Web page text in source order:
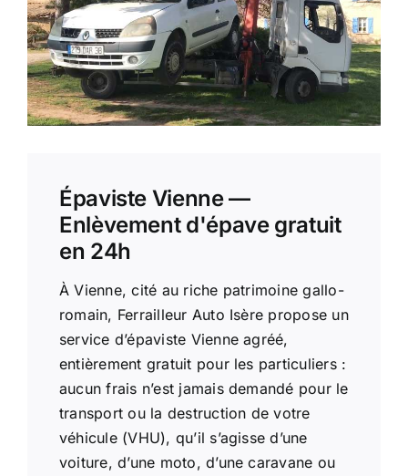
Épaviste Vienne —
Enlèvement d'épave gratuit
en 24h
À Vienne, cité au riche patrimoine gallo-
romain, Ferrailleur Auto Isère propose un
service d’épaviste Vienne agréé,
entièrement gratuit pour les particuliers :
aucun frais n’est jamais demandé pour le
transport ou la destruction de votre
véhicule (VHU), qu’il s’agisse d’une
voiture, d’une moto, d’une caravane ou